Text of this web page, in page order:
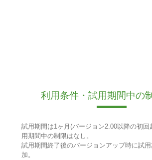
利用条件・試用期間中の
試用期間は1ヶ月(バージョン2.00以降の初回
用期間中の制限はなし。
試用期間終了後のバージョンアップ時に試
加。